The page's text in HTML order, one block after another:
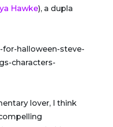
Hawke), a dupla